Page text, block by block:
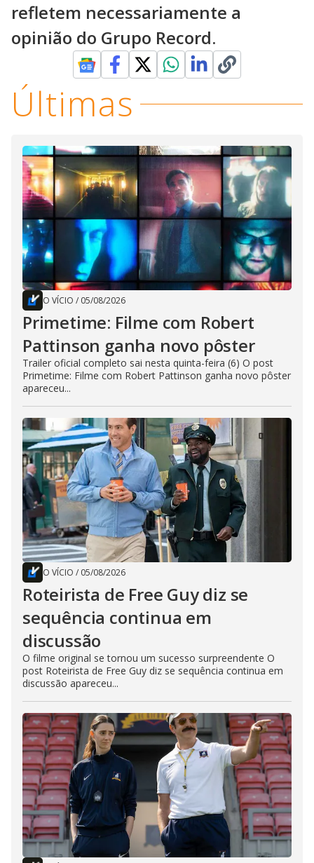
refletem necessariamente a
opinião do Grupo Record.
Últimas
O VÍCIO / 05/08/2026
Primetime: Filme com Robert
Pattinson ganha novo pôster
Trailer oficial completo sai nesta quinta-feira (6) O post
Primetime: Filme com Robert Pattinson ganha novo pôster
apareceu...
O VÍCIO / 05/08/2026
Roteirista de Free Guy diz se
sequência continua em
discussão
O filme original se tornou um sucesso surpreendente O
post Roteirista de Free Guy diz se sequência continua em
discussão apareceu...